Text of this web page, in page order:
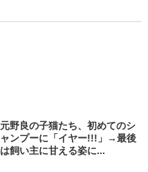
元野良の子猫たち、初めてのシ
ャンプーに「イヤー!!!」→最後
は飼い主に甘える姿に...